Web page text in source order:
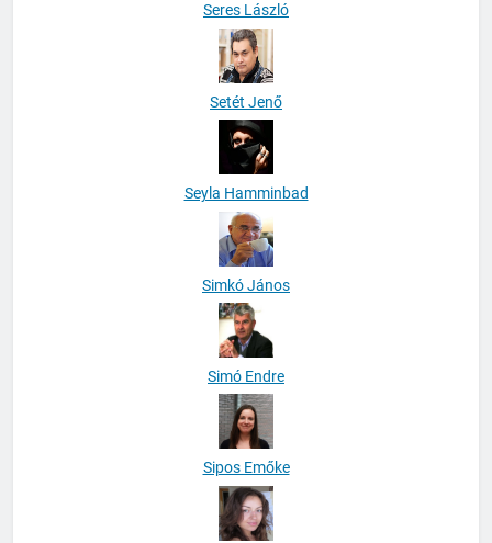
Seres László
Setét Jenő
Seyla Hamminbad
Simkó János
Simó Endre
Sipos Emőke